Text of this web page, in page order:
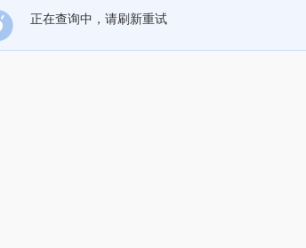
正在查询中，请刷新重试